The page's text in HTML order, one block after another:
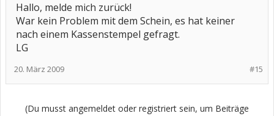
Hallo, melde mich zurück!
War kein Problem mit dem Schein, es hat keiner
nach einem Kassenstempel gefragt.
LG
#15
20. März 2009
(Du musst angemeldet oder registriert sein, um Beiträge